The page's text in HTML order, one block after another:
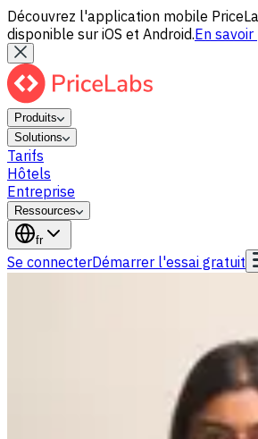
Découvrez l'application mobile
disponible sur iOS et Android.En savoir
Produits
Solutions
Tarifs
Hôtels
Entreprise
Ressources
fr
Se connecterDémarrer l'essai gratuit